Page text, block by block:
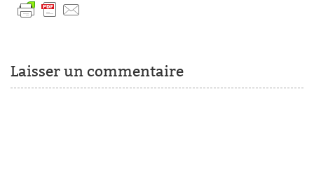
Laisser un commentaire